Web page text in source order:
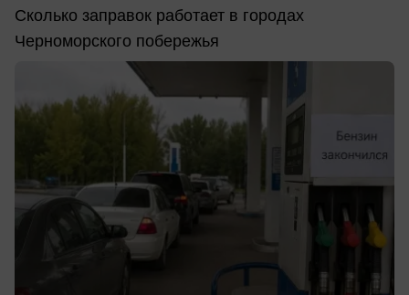
Сколько заправок работает в городах
Черноморского побережья